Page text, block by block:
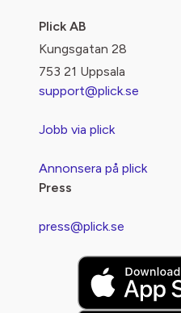
Plick AB
Kungsgatan 28
753 21 Uppsala
support@plick.se
Jobb via plick
Annonsera på plick
Press
press@plick.se